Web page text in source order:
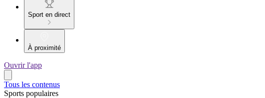
Sport en direct
À proximité
Ouvrir l'app
Tous les contenus
Sports populaires